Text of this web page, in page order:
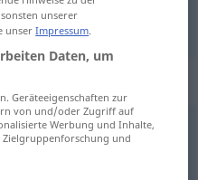
fig.),anstößig, unzüchtig
unserer
unserImpressum.
Daten, um
Geräteeigenschaften zur
von und/oder Zugriff auf
Werbung und Inhalte,
und